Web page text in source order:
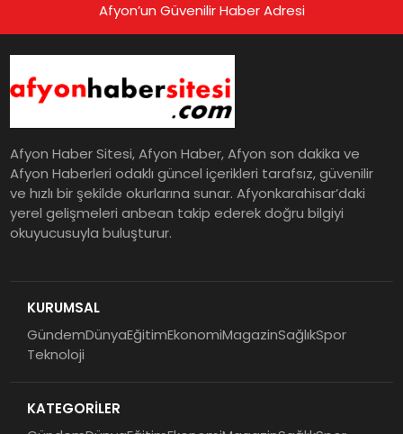
Afyon’un Güvenilir Haber Adresi
Afyon Haber Sitesi, Afyon Haber, Afyon son dakika ve
Afyon Haberleri odaklı güncel içerikleri tarafsız, güvenilir
ve hızlı bir şekilde okurlarına sunar. Afyonkarahisar’daki
yerel gelişmeleri anbean takip ederek doğru bilgiyi
okuyucusuyla buluşturur.
KURUMSAL
GündemDünyaEğitimEkonomiMagazinSağlıkSpor
Teknoloji
KATEGORİLER